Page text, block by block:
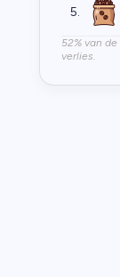
5.
52% van
verlies.